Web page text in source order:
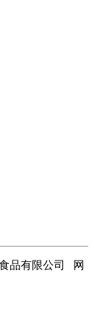
品有限公司 网